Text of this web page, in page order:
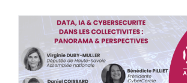
DEVENEZ PARTENAIRE